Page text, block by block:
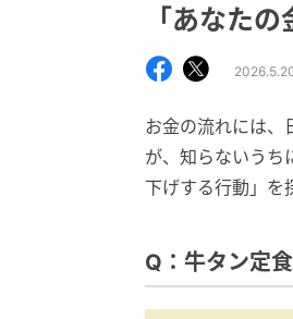
「あなた
お金の流れには、
が、知らないうち
下げする行動」を
Q：牛タン定